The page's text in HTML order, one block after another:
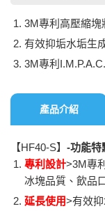
3M專利高壓縮塊
有效抑垢水垢生
3M專利
產品介紹
【HF40-S】 -功能特
專利設計>3M專
冰塊品質、飲品
延長使用>有效